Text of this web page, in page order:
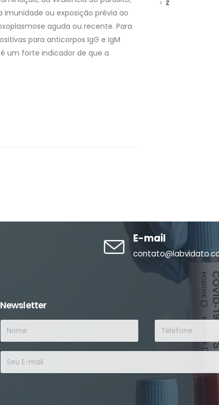
ou exposição prévia ao
aguda ou recente. Para
para anticorpos IgG e IgM
um forte indicador de que a
Z
E-mail
Newsletter